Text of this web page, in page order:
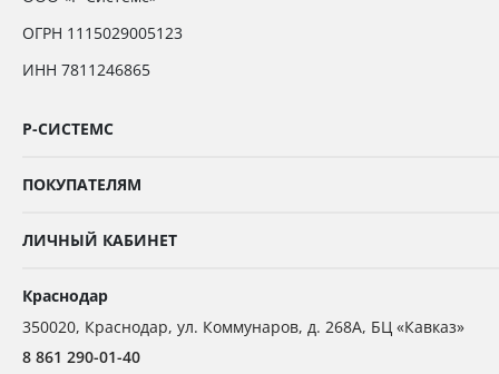
ОГРН 1115029005123
ИНН 7811246865
Р-СИСТЕМС
ПОКУПАТЕЛЯМ
ЛИЧНЫЙ КАБИНЕТ
Краснодар
350020, Краснодар, ул. Коммунаров, д. 268А, БЦ «Кавказ»
8 861 290-01-40